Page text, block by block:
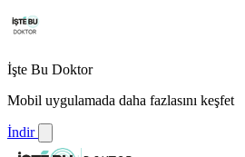
İşte Bu Doktor
Mobil uygulamada daha fazlasını keşfet
İndir